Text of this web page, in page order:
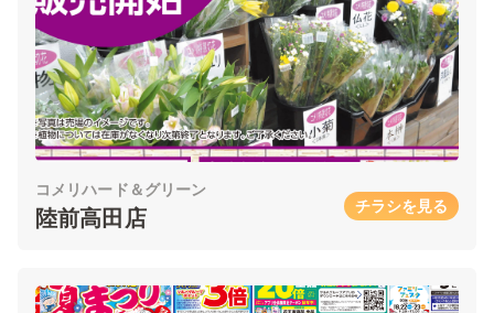
コメリハード＆グリーン
陸前高田店 チラシを見る